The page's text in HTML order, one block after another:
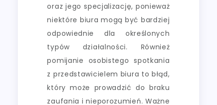
oraz jego specjalizację, ponieważ
niektóre biura mogą być bardziej
odpowiednie dla określonych
typów działalności. Również
pomijanie osobistego spotkania
z przedstawicielem biura to błąd,
który może prowadzić do braku
zaufania i nieporozumień. Ważne